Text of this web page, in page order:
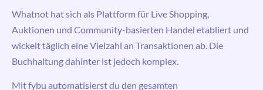
Whatnot hat sich als Plattform für Live Shopping,
Auktionen und Community-basierten Handel etabliert und
wickelt täglich eine Vielzahl an Transaktionen ab. Die
Buchhaltung dahinter ist jedoch komplex.
Mitfybu automatisierst du den gesamten